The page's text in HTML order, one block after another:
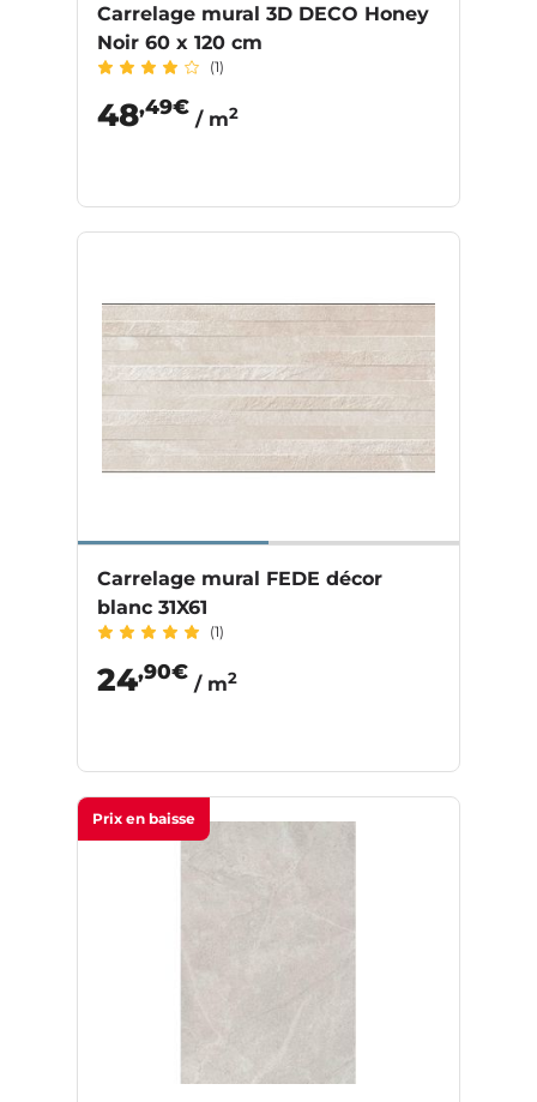
Carrelage mural 3D DECO Honey
Noir 60 x 120 cm
(1)
48,49€
/ m2
Carrelage mural FEDE décor
blanc 31X61
(1)
24,90€
/ m2
Prix en baisse